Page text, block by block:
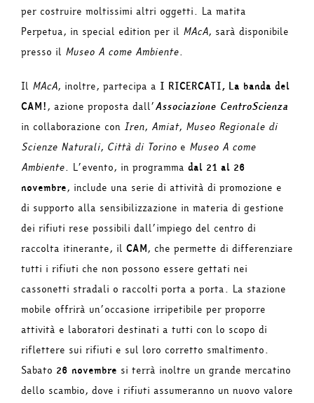
per costruire moltissimi altri oggetti. La matita
Perpetua, in special edition per il MAcA, sarà disponibile
presso il Museo A come Ambiente.
Il MAcA, inoltre, partecipa a I RICERCATI, La banda del
CAM!, azione proposta dall’Associazione CentroScienza
in collaborazione con Iren, Amiat, Museo Regionale di
Scienze Naturali, Città di Torino e Museo A come
Ambiente. L’evento, in programma dal 21 al 26
novembre, include una serie di attività di promozione e
di supporto alla sensibilizzazione in materia di gestione
dei rifiuti rese possibili dall’impiego del centro di
raccolta itinerante, il CAM, che permette di differenziare
tutti i rifiuti che non possono essere gettati nei
cassonetti stradali o raccolti porta a porta. La stazione
mobile offrirà un’occasione irripetibile per proporre
attività e laboratori destinati a tutti con lo scopo di
riflettere sui rifiuti e sul loro corretto smaltimento.
Sabato 26 novembre si terrà inoltre un grande mercatino
dello scambio, dove i rifiuti assumeranno un nuovo valore